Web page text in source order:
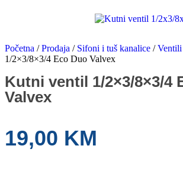
Početna /Prodaja / Sifoni i tuš kanalice /Ventili
1/2×3/8×3/4 Eco Duo Valvex
Kutni ventil 1/2×3/8×3/4
Valvex
19,00 KM